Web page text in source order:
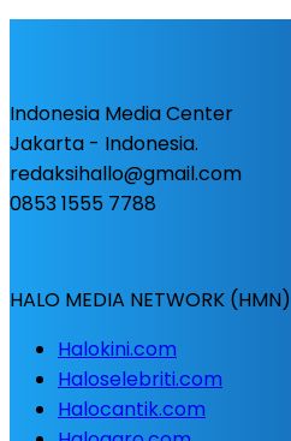
Indonesia Media Center
Jakarta - Indonesia.
redaksihallo@gmail.com
0853 1555 7788
HALO MEDIA NETWORK (HMN)
Halokini.com
Haloselebriti.com
Halocantik.com